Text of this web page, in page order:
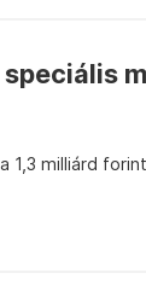
milliárd